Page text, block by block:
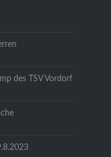
des TSV Vordorf